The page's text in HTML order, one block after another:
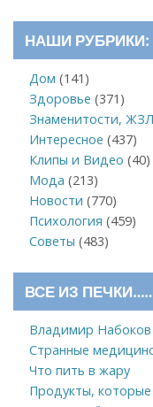
НАШИ РУБРИКИ:
Дом (141)
Здоровье (371)
Знаменитости, ЖЗЛ
Интересное (437)
Клипы и Видео (40)
Мода (213)
Новости (770)
Психология (459)
Советы (483)
ВСЕ ИЗ
Владимир
Странные
Что пить в жару
Продукты, которые